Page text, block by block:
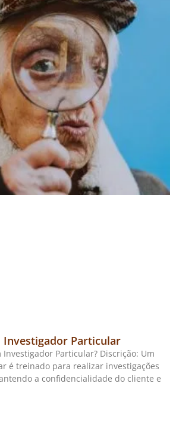
Investigador Particular
Particular? Discrição: Um
é treinado para realizar investigações
a confidencialidade do cliente e